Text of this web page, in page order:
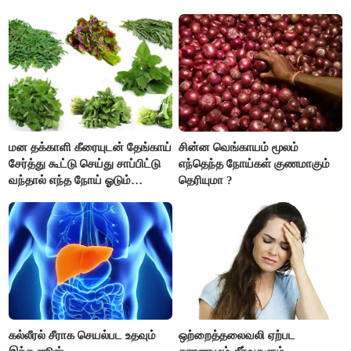
பொறுப்புகளை ஒப்படைப்பதில்
கவனம் தேவை..!
மன தக்காளி கீரையுடன் தேங்காய்
சேர்த்து கூட்டு செய்து சாப்பிட்டு
வந்தால் எந்த நோய் ஓடும்
சின்ன வெங்காயம் மூலம்
எந்தெந்த நோய்கள் குணமாகும்
தெரியுமா ?
கல்லீரல் சீராக செயல்பட உதவும்
ஒற்றைத்தலைவலி ஏற்பட